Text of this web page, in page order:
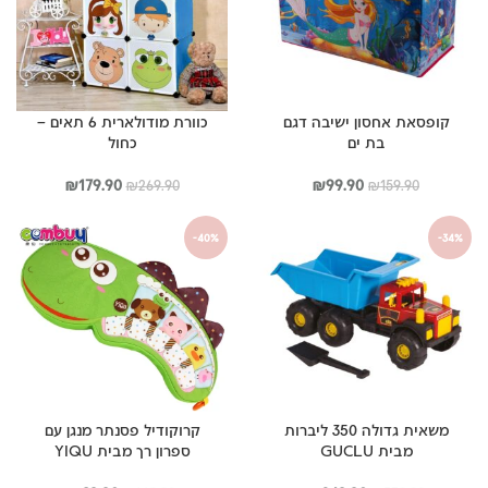
קופסאת אחסון ישיבה דגם
בת ים
₪159.90
המחיר
₪159.90.
₪99.90
המחיר
כוורת מודולארית 6 תאים –
כחול
₪269.90
המחיר
₪269.90.
₪179.90
המחיר
הוא:
₪179.90.
-34%
משאית גדולה 350 ליברות
מבית GUCLU
-40%
קרוקודיל פסנתר מנגן עם
ספרון רך מבית YIQU